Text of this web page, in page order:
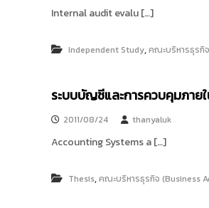
ข้
มู
ง
า
น
วิ
ย
Internal audit evalu […]
Independent Study,คณะบริหารธุรกิ
ระบบบัญชีและการควบคุมภาย
2011/08/24 thanyaluk
Accounting Systems a […]
Thesis,คณะบริหารธุรกิจ (Business